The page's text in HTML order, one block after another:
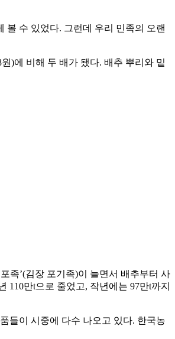
볼 수 있었다. 그런데 우리 민족의 오랜
)에 비해 두 배가 됐다. 배추 뿌리와 밑
족’(김장 포기족)이 늘면서 배추부터 사
110만t으로 줄었고, 작년에는 97만t까지
들이 시중에 다수 나오고 있다. 한국농